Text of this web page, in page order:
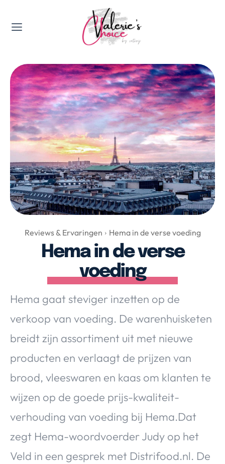
Valerie's Topics
Travel & Culture
Food & Drinks
Happyness & Opmerkelijk
Lifestyle, Sport & Duurzaamheid
Gadgets & Tech
Top 5 van Valerie
Health & Beauty
Huis & Tuin
Nieuws & Media
Over Valerie
Over Valerie
De Top 5
VALERIE'S CHOICE
Food & Drinks Health & Beauty Gadgets
Huis & Tuin
Travel
Lifestyle
Reviews & Ervaringen Hema in de verse voeding
Hema in de verse
voeding
Hema gaat steviger inzetten op de
verkoop van voeding. De warenhuisketen
breidt zijn assortiment uit met nieuwe
producten en verlaagt de prijzen van
brood, vleeswaren en kaas om klanten te
wijzen op de goede prijs-kwaliteit-
verhouding van voeding bij Hema.Dat
zegt Hema-woordvoerder Judy op het
Veld in een gesprek met Distrifood.nl. De